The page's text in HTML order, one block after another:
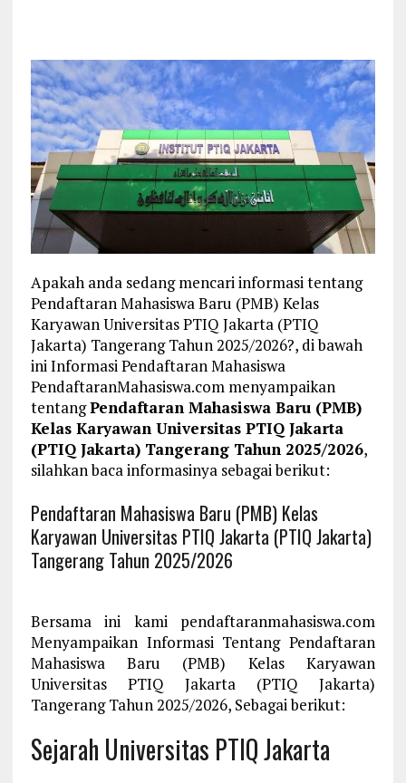
Apakah anda sedang mencari informasi tentang
Pendaftaran Mahasiswa Baru (PMB) Kelas
Karyawan Universitas PTIQ Jakarta (PTIQ
Jakarta) Tangerang Tahun 2025/2026?, di bawah
ini Informasi Pendaftaran Mahasiswa
PendaftaranMahasiswa.com menyampaikan
tentangPendaftaran Mahasiswa Baru (PMB)
Kelas Karyawan Universitas PTIQ Jakarta
(PTIQ Jakarta) Tangerang Tahun 2025/2026,
silahkan baca informasinya sebagai berikut:
Pendaftaran Mahasiswa Baru (PMB) Kelas
Karyawan Universitas PTIQ Jakarta (PTIQ Jakarta)
Tangerang Tahun 2025/2026
Bersama ini kami pendaftaranmahasiswa.com
Menyampaikan Informasi Tentang Pendaftaran
Mahasiswa Baru (PMB) Kelas Karyawan
Universitas PTIQ Jakarta (PTIQ Jakarta)
Tangerang Tahun 2025/2026, Sebagai berikut:
Sejarah Universitas PTIQ Jakarta